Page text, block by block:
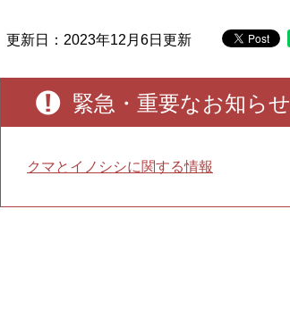
更新日：2023年12月6日更新
緊急・重要なお知らせ
クマとイノシシに関する情報